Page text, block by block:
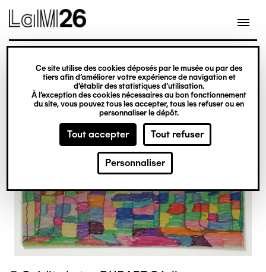
Gestion des cookies
Ce site utilise des cookies déposés par le musée ou par des
tiers afin d’améliorer votre expérience de navigation et
d’établir des statistiques d’utilisation.
À l’exception des cookies nécessaires au bon fonctionnement
du site, vous pouvez tous les accepter, tous les refuser ou en
personnaliser le dépôt.
Tout accepter Tout refuser
Personnaliser
contenu